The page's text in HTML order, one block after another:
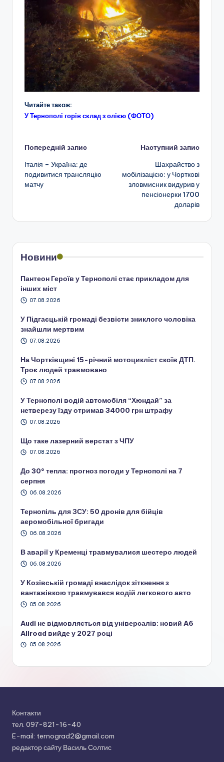
Читайте також:
У Тернополі горів склад з олією (ФОТО)
Навігація
по
запису
Попередній запис
Італія – Україна: де
подивитися трансляцію
матчу
Наступний запис
Шахрайство з
мобілізацією: у Чорткові
зловмисник видурив у
пенсіонерки 1700
доларів
Новини
Пантеон Героїв у Тернополі стає прикладом для
інших міст
07.08.2026
У Підгаєцькій громаді безвісти зниклого чоловіка
знайшли мертвим
07.08.2026
На Чортківщині 15-річний мотоцикліст скоїв ДТП.
Троє людей травмовано
07.08.2026
У Тернополі водій автомобіля “Хюндай” за
нетверезу їзду отримав 34000 грн штрафу
07.08.2026
Що таке лазерний верстат з ЧПУ
07.08.2026
До 30° тепла: прогноз погоди у Тернополі на 7
серпня
06.08.2026
Тернопіль для ЗСУ: 50 дронів для бійців
аеромобільної бригади
06.08.2026
В аварії у Кременці травмувалися шестеро людей
06.08.2026
У Козівській громаді внаслідок зіткнення з
вантажівкою травмувався водій легкового авто
05.08.2026
Audi не відмовляється від універсалів: новий A6
Allroad вийде у 2027 році
05.08.2026
Контакти
тел. 097-821-16-40
E-mail: ternograd2@gmail.com
редактор сайту Василь Солтис